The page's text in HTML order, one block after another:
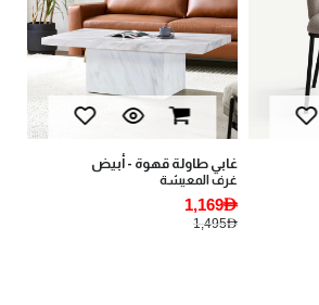
غابي طاولة قهوة - أبيض
غرف المعيشة
1,169AED
1,495AED